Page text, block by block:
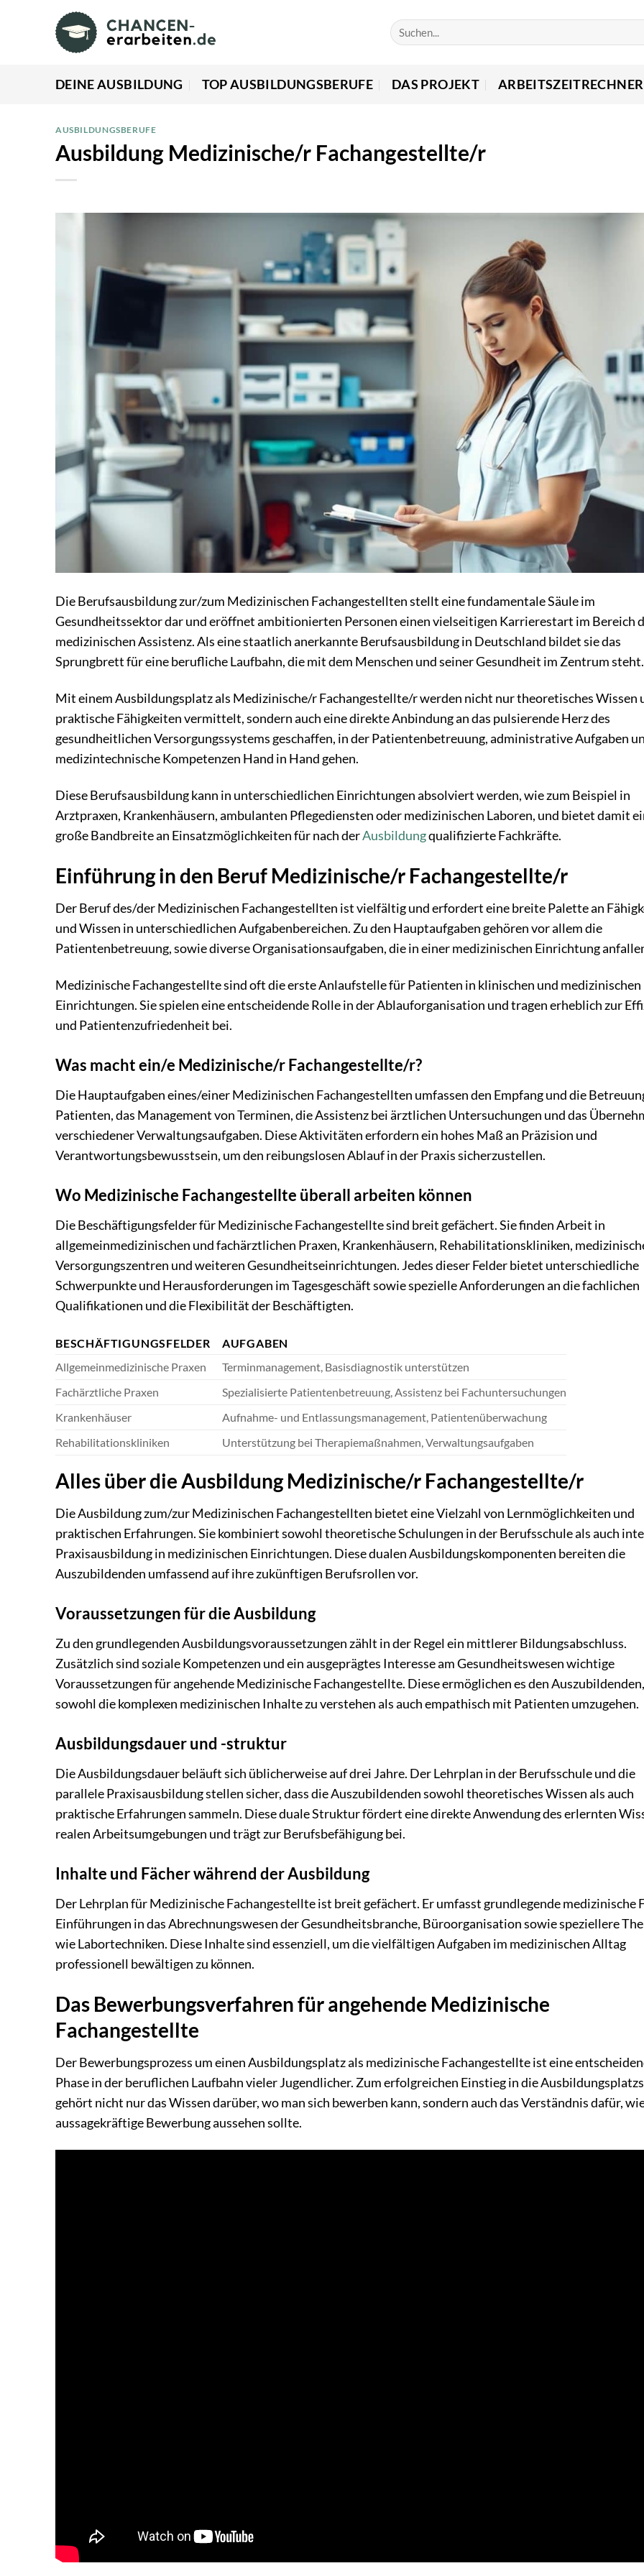
DEINE AUSBILDUNG TOP AUSBILDUNGSBERUFE DAS PROJEKT ARBEITSZEITRECHNER
AUSBILDUNGSBERUFE
Ausbildung Medizinische/r Fachangestellte/r
Die Berufsausbildung zur/zum Medizinischen Fachangestellten stellt eine fundamentale Säule im
Gesundheitssektor dar und eröffnet ambitionierten Personen einen vielseitigen Karrierestart im Bereich
medizinischen Assistenz. Als eine staatlich anerkannte Berufsausbildung in Deutschland bildet sie das
Sprungbrett für eine berufliche Laufbahn, die mit dem Menschen und seiner Gesundheit im Zentrum steht.
Mit einem Ausbildungsplatz als Medizinische/r Fachangestellte/r werden nicht nur theoretisches Wissen
praktische Fähigkeiten vermittelt, sondern auch eine direkte Anbindung an das pulsierende Herz des
gesundheitlichen Versorgungssystems geschaffen, in der Patientenbetreuung, administrative Aufgaben
medizintechnische Kompetenzen Hand in Hand gehen.
Diese Berufsausbildung kann in unterschiedlichen Einrichtungen absolviert werden, wie zum Beispiel in
Arztpraxen, Krankenhäusern, ambulanten Pflegediensten oder medizinischen Laboren, und bietet damit
große Bandbreite an Einsatzmöglichkeiten für nach derAusbildungqualifizierte Fachkräfte.
Einführung in den Beruf Medizinische/r Fachangestellte/r
Der Beruf des/der Medizinischen Fachangestellten ist vielfältig und erfordert eine breite Palette an
und Wissen in unterschiedlichen Aufgabenbereichen. Zu den Hauptaufgaben gehören vor allem die
Patientenbetreuung, sowie diverse Organisationsaufgaben, die in einer medizinischen Einrichtung
Medizinische Fachangestellte sind oft die erste Anlaufstelle für Patienten in klinischen und medizinischen
Einrichtungen. Sie spielen eine entscheidende Rolle in der Ablauforganisation und tragen erheblich zur
und Patientenzufriedenheit bei.
Was macht ein/e Medizinische/r Fachangestellte/r?
Die Hauptaufgaben eines/einer Medizinischen Fachangestellten umfassen den Empfang und die
Patienten, das Management von Terminen, die Assistenz bei ärztlichen Untersuchungen und das
verschiedener Verwaltungsaufgaben. Diese Aktivitäten erfordern ein hohes Maß an Präzision und
Verantwortungsbewusstsein, um den reibungslosen Ablauf in der Praxis sicherzustellen.
Wo Medizinische Fachangestellte überall arbeiten können
Die Beschäftigungsfelder für Medizinische Fachangestellte sind breit gefächert. Sie finden Arbeit in
allgemeinmedizinischen und fachärztlichen Praxen, Krankenhäusern, Rehabilitationskliniken,
Versorgungszentren und weiteren Gesundheitseinrichtungen. Jedes dieser Felder bietet unterschiedliche
Schwerpunkte und Herausforderungen im Tagesgeschäft sowie spezielle Anforderungen an die fachlichen
Qualifikationen und die Flexibilität der Beschäftigten.
BESCHÄFTIGUNGSFELDER
AUFGABEN
Allgemeinmedizinische Praxen
Terminmanagement, Basisdiagnostik unterstützen
Fachärztliche Praxen
Spezialisierte Patientenbetreuung, Assistenz bei Fachuntersuchungen
Krankenhäuser
Aufnahme- und Entlassungsmanagement, Patientenüberwachung
Rehabilitationskliniken
Unterstützung bei Therapiemaßnahmen, Verwaltungsaufgaben
Alles über die Ausbildung Medizinische/r Fachangestellte/r
Die Ausbildung zum/zur Medizinischen Fachangestellten bietet eine Vielzahl von Lernmöglichkeiten und
praktischen Erfahrungen. Sie kombiniert sowohl theoretische Schulungen in der Berufsschule als auch
Praxisausbildung in medizinischen Einrichtungen. Diese dualen Ausbildungskomponenten bereiten die
Auszubildenden umfassend auf ihre zukünftigen Berufsrollen vor.
Voraussetzungen für die Ausbildung
Zu den grundlegenden Ausbildungsvoraussetzungen zählt in der Regel ein mittlerer Bildungsabschluss.
Zusätzlich sind soziale Kompetenzen und ein ausgeprägtes Interesse am Gesundheitswesen wichtige
Voraussetzungen für angehende Medizinische Fachangestellte. Diese ermöglichen es den Auszubildenden,
sowohl die komplexen medizinischen Inhalte zu verstehen als auch empathisch mit Patienten umzugehen.
Ausbildungsdauer und -struktur
Die Ausbildungsdauer beläuft sich üblicherweise auf drei Jahre. Der Lehrplan in der Berufsschule und die
parallele Praxisausbildung stellen sicher, dass die Auszubildenden sowohl theoretisches Wissen als auch
praktische Erfahrungen sammeln. Diese duale Struktur fördert eine direkte Anwendung des erlernten
realen Arbeitsumgebungen und trägt zur Berufsbefähigung bei.
Inhalte und Fächer während der Ausbildung
Der Lehrplan für Medizinische Fachangestellte ist breit gefächert. Er umfasst grundlegende medizinische
Einführungen in das Abrechnungswesen der Gesundheitsbranche, Büroorganisation sowie speziellere
wie Labortechniken. Diese Inhalte sind essenziell, um die vielfältigen Aufgaben im medizinischen Alltag
professionell bewältigen zu können.
Das Bewerbungsverfahren für angehende Medizinische
Fachangestellte
Der Bewerbungsprozess um einen Ausbildungsplatz als medizinische Fachangestellte ist eine
Phase in der beruflichen Laufbahn vieler Jugendlicher. Zum erfolgreichen Einstieg in die
gehört nicht nur das Wissen darüber, wo man sich bewerben kann, sondern auch das Verständnis dafür,
aussagekräftige Bewerbung aussehen sollte.